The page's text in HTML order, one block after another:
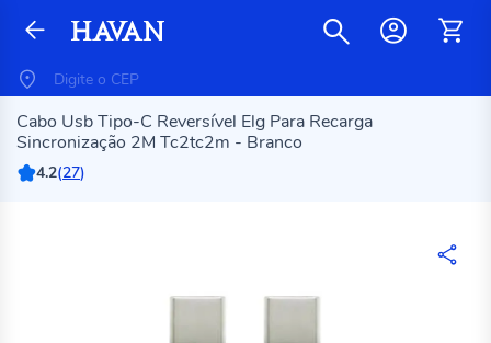
Cabo Usb Tipo-C Reversível Elg Para Recarga
Sincronização 2M Tc2tc2m - Branco
4.2(27)